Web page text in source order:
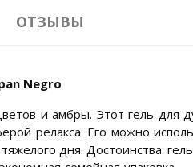
ОТЗЫВЫ
Negro
и амбры. Этот гель для
релакса. Его можно
дня. Достоинства: